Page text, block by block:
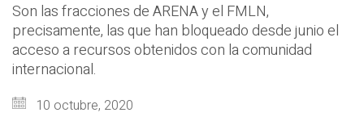
Son las fracciones de ARENA y el FMLN,
precisamente, las que han bloqueado desde junio el
acceso a recursos obtenidos con la comunidad
internacional.
10 octubre, 2020